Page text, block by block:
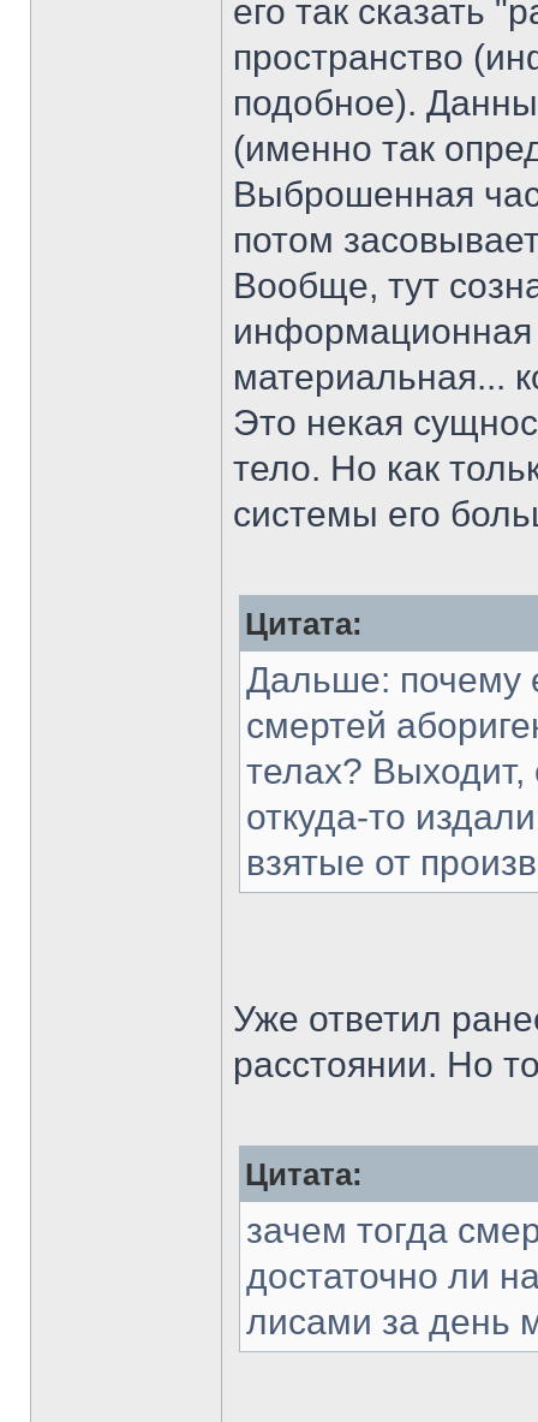
его так сказать
пространство
подобное).
(именно так
Выброшенная
потом
Вообще, тут
информационная
материальная...
Это некая
тело. Но как
системы его
Цитата:
Дальше: почему
смертей
телах?
откуда-то
взятые от
Уже ответил
расстоянии. Но
Цитата:
зачем тогда
достаточно ли
лисами за день